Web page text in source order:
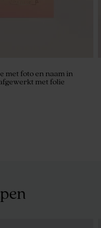
met foto en naam in
met folie